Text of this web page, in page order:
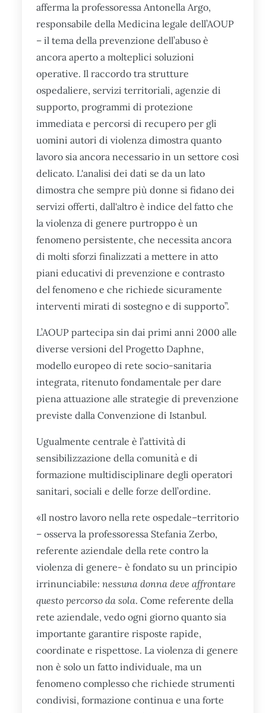
afferma la professoressa Antonella Argo,
responsabile della Medicina legale dell’AOUP
– il tema della prevenzione dell’abuso è
ancora aperto a molteplici soluzioni
operative. Il raccordo tra strutture
ospedaliere, servizi territoriali, agenzie di
supporto, programmi di protezione
immediata e percorsi di recupero per gli
uomini autori di violenza dimostra quanto
lavoro sia ancora necessario in un settore così
delicato. L'analisi dei dati se da un lato
dimostra che sempre più donne si fidano dei
servizi offerti, dall'altro è indice del fatto che
la violenza di genere purtroppo è un
fenomeno persistente, che necessita ancora
di molti sforzi finalizzati a mettere in atto
piani educativi di prevenzione e contrasto
del fenomeno e che richiede sicuramente
interventi mirati di sostegno e di supporto”.
L’AOUP partecipa sin dai primi anni 2000 alle
diverse versioni del Progetto Daphne,
modello europeo di rete socio-sanitaria
integrata, ritenuto fondamentale per dare
piena attuazione alle strategie di prevenzione
previste dalla Convenzione di Istanbul.
Ugualmente centrale è l’attività di
sensibilizzazione della comunità e di
formazione multidisciplinare degli operatori
sanitari, sociali e delle forze dell’ordine.
«Il nostro lavoro nella rete ospedale–territorio
– osserva la professoressa Stefania Zerbo,
referente aziendale della rete contro la
violenza di genere- è fondato su un principio
irrinunciabile: nessuna donna deve affrontare
questo percorso da sola. Come referente della
rete aziendale, vedo ogni giorno quanto sia
importante garantire risposte rapide,
coordinate e rispettose. La violenza di genere
non è solo un fatto individuale, ma un
fenomeno complesso che richiede strumenti
condivisi, formazione continua e una forte